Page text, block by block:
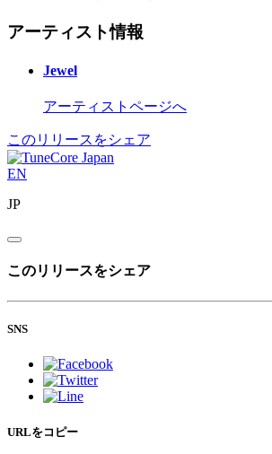
アーティスト情報
Jewel
アーティストページへ
このリリースをシェア
EN
JP
このリリースをシェア
SNS
URLをコピー